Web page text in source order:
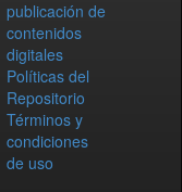
publicación de
contenidos
digitales
Políticas del
Repositorio
Términos y
condiciones
de uso